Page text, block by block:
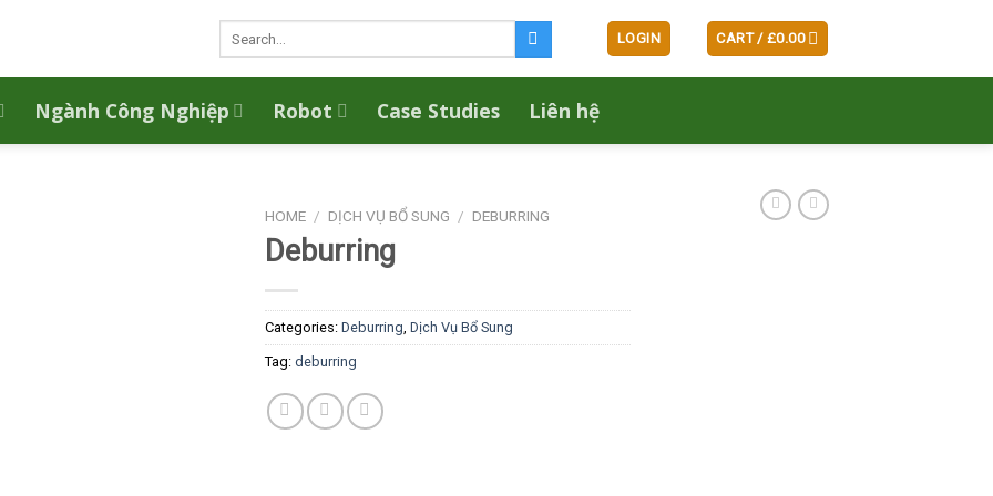
LOGIN CART /£0.00
Ngành Công Nghiệp Robot Case Studies Liên hệ
HOME / DỊCH VỤ BỔ SUNG / DEBURRING
Deburring
Categories: Deburring Dịch Vụ Bổ Sung
Tag: deburring